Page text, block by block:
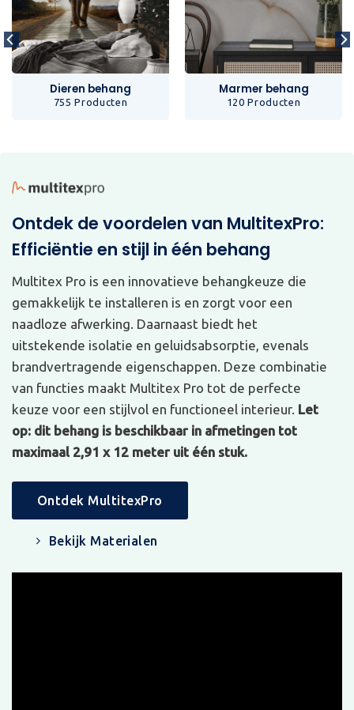
Dieren behang
755 Producten
Marmer behang
120 Producten
Ontdek de voordelen van MultitexPro:
Efficiëntie en stijl in één behang
Multitex Pro is een innovatieve behangkeuze die
gemakkelijk te installeren is en zorgt voor een
naadloze afwerking. Daarnaast biedt het
uitstekende isolatie en geluidsabsorptie, evenals
brandvertragende eigenschappen. Deze combinatie
van functies maakt Multitex Pro tot de perfecte
keuze voor een stijlvol en functioneel interieur. Let
op: dit behang is beschikbaar in afmetingen tot
maximaal 2,91 x 12 meter uit één stuk.
Ontdek MultitexPro
Bekijk Materialen